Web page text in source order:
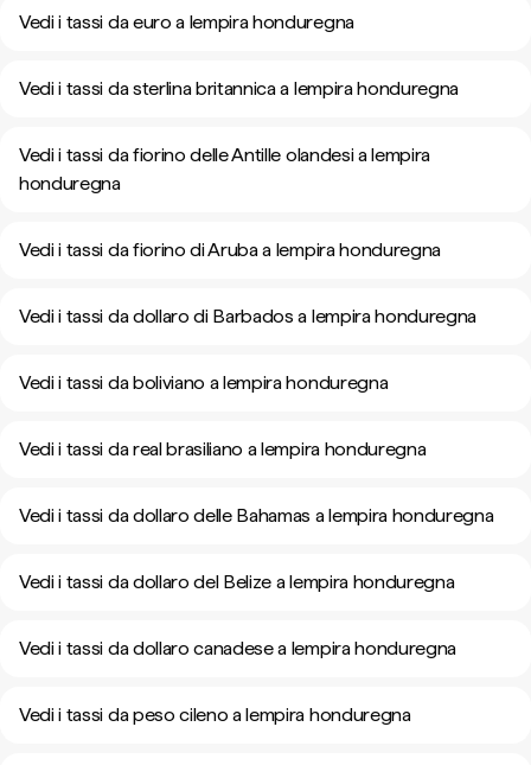
Vedi i tassi da euro a lempira honduregna
Vedi i tassi da sterlina britannica a lempira honduregna
Vedi i tassi da fiorino delle Antille olandesi a lempira
honduregna
Vedi i tassi da fiorino di Aruba a lempira honduregna
Vedi i tassi da dollaro di Barbados a lempira honduregna
Vedi i tassi da boliviano a lempira honduregna
Vedi i tassi da real brasiliano a lempira honduregna
Vedi i tassi da dollaro delle Bahamas a lempira honduregna
Vedi i tassi da dollaro del Belize a lempira honduregna
Vedi i tassi da dollaro canadese a lempira honduregna
Vedi i tassi da peso cileno a lempira honduregna